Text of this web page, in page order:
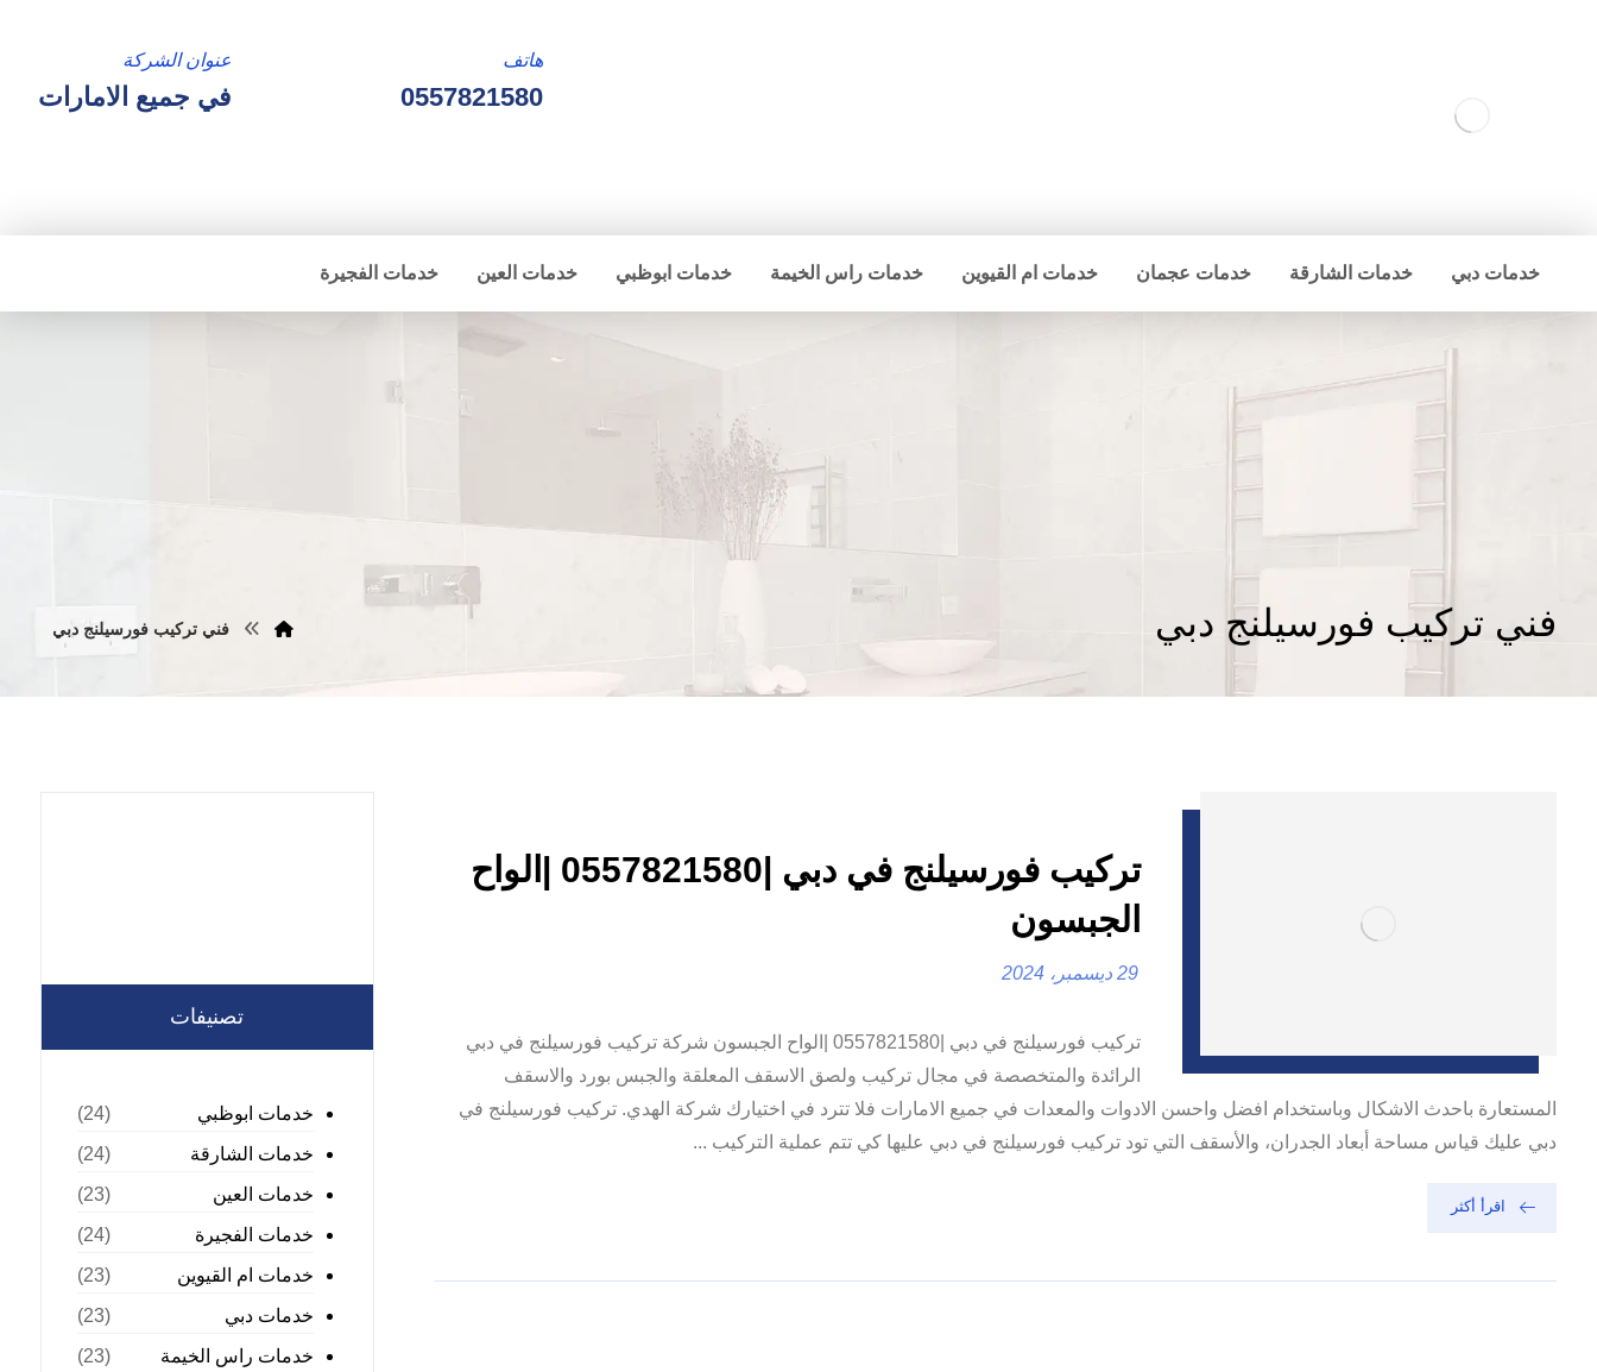
عنوان الشركة
في جميع الامارات
هاتف
0557821580
خدمات دبي خدمات الشارقة خدمات عجمان خدمات ام القيوين خدمات راس الخيمة خدمات ابوظبي خدمات العين خدمات الفجيرة
فني تركيب فورسيلنج دبي فني تركيب فورسيلنج دبي
تركيب فورسيلنج في دبي |0557821580 |الواح
الجبسون
29 ديسمبر، 2024
تركيب فورسيلنج في دبي |0557821580 |الواح الجبسون شركة تركيب فورسيلنج في دبي
الرائدة والمتخصصة في مجال تركيب ولصق الاسقف المعلقة والجبس بورد والاسقف
المستعارة باحدث الاشكال وباستخدام افضل واحسن الادوات والمعدات في جميع الامارات فلا تترد في اختيارك شركة الهدي. تركيب فورسيلنج في
دبي عليك قياس مساحة أبعاد الجدران، والأسقف التي تود تركيب فورسيلنج في دبي عليها كي تتم عملية التركيب ...
اقرأ أكثر
تصنيفات
خدمات ابوظبي
(24)
خدمات الشارقة
(24)
خدمات العين
(23)
خدمات الفجيرة
(24)
خدمات ام القيوين
(23)
خدمات دبي
(23)
خدمات راس الخيمة
(23)